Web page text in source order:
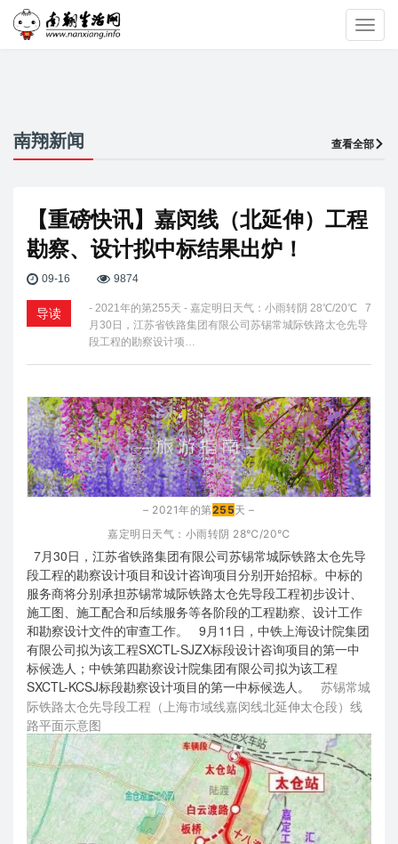
南翔新闻 查看全部
【重磅快讯】嘉闵线（北延伸）工程
勘察、设计拟中标结果出炉！
09-16 9874
导读
- 2021年的第255天 - 嘉定明日天气：小雨转阴 28℃/20℃ 7
月30日，江苏省铁路集团有限公司苏锡常城际铁路太仓先导
段工程的勘察设计项…
– 2021年的第255天 –
嘉定明日天气：小雨转阴 28℃/20℃
7月30日，江苏省铁路集团有限公司苏锡常城际铁路太仓先导
段工程的勘察设计项目和设计咨询项目分别开始招标。中标的
服务商将分别承担苏锡常城际铁路太仓先导段工程初步设计、
施工图、施工配合和后续服务等各阶段的工程勘察、设计工作
和勘察设计文件的审查工作。
9月11日，中铁上海设计院集团
有限公司拟为该工程SXCTL-SJZX标段设计咨询项目的第一中
标候选人；中铁第四勘察设计院集团有限公司拟为该工程
SXCTL-KCSJ标段勘察设计项目的第一中标候选人。
苏锡常城
际铁路太仓先导段工程（上海市域线嘉闵线北延伸太仓段）线
路平面示意图